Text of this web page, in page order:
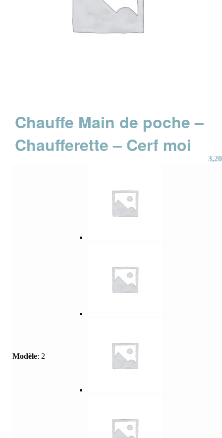
Chauffe Main de poche –
Chaufferette – Cerf moi
3,20
Modèle: 2